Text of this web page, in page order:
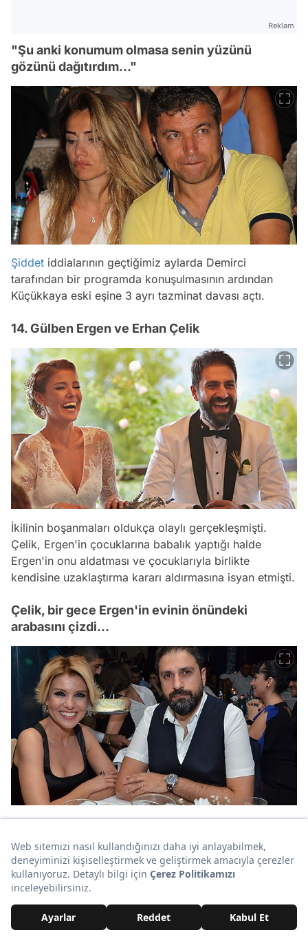
Reklam
"Şu anki konumum olmasa senin yüzünü
gözünü dağıtırdım..."
Şiddet iddialarının geçtiğimiz aylarda Demirci
tarafından bir programda konuşulmasının ardından
Küçükkaya eski eşine 3 ayrı tazminat davası açtı.
14. Gülben Ergen ve Erhan Çelik
İkilinin boşanmaları oldukça olaylı gerçekleşmişti.
Çelik, Ergen'in çocuklarına babalık yaptığı halde
Ergen'in onu aldatması ve çocuklarıyla birlikte
kendisine uzaklaştırma kararı aldırmasına isyan etmişti.
Çelik, bir gece Ergen'in evinin önündeki
arabasını çizdi...
Bu olayın ardından Çelik'e 60 bin TL ve 1 yıl 8 ay hapis
cezası verildi. Çelik'in Ergen'e açtığı hakaret
davasından ise Ergen beraat etti.
15. Rihanna ve Chris Brown